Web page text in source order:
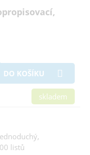
DO KOŠÍKU
skladem